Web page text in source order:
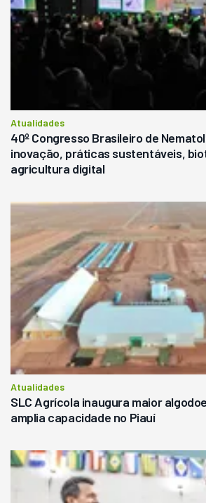
Atualidades
40º Congresso Brasileiro de
inovação, práticas sustentáveis,
agricultura digital
Atualidades
SLC Agrícola inaugura maior
amplia capacidade no Piauí